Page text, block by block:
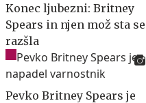
Konec ljubezni: Britney
Spears in njen mož sta se
razšla
Pevko Britney Spears je